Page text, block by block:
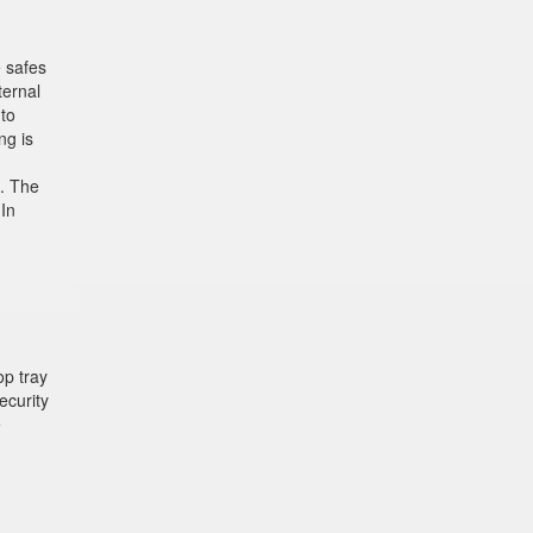
safes
is
The
tray